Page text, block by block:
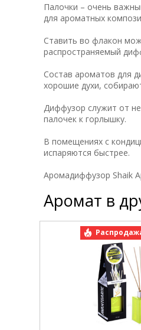
Палочки – очень
для ароматных
Ставить во флакон
распространяемый
Состав ароматов для
хорошие духи,
Диффузор служит от
палочек к горлышку.
В помещениях с
испаряются быстрее.
Аромадиффузор Shaik
Аромат в